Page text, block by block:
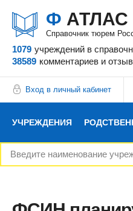
Ф АТЛАС
Справочник тюрем
1079 учреждений в
38589 комментариев и
Вход в личный кабинет
УЧРЕЖДЕНИЯ
НОВОСТИ БЛОГ